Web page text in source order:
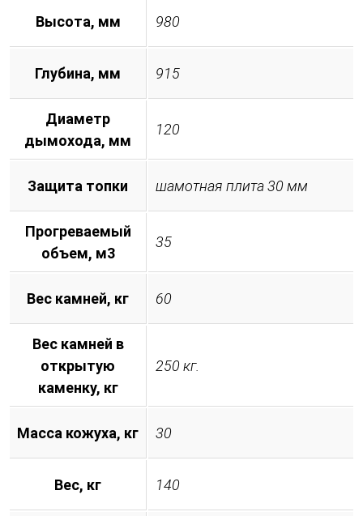
Высота, мм 980
Глубина, мм 915
Диаметр
дымохода, мм
120
Защита топки шамотная плита 30 мм
Прогреваемый
объем, м3
35
Вес камней, кг 60
Вес камней в
открытую
каменку, кг
250 кг.
Масса кожуха, кг 30
Вес, кг 140